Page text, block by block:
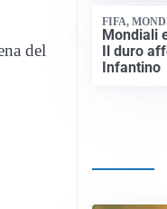
del
FIFA,
Mondiali
Il duro
Infantino